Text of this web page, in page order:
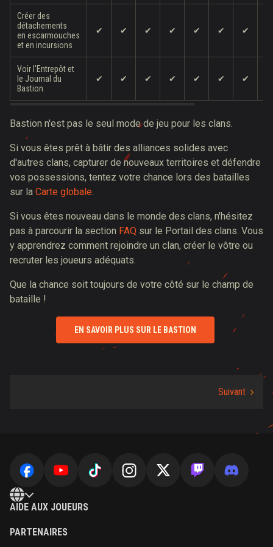
Créer des
détachements
en escarmouches
et en incursions
✔ ✔ ✔ ✔ ✔ ✔ ✔
Voir l'Entrepôt et
le Journal du
Bastion
✔ ✔ ✔ ✔ ✔ ✔ ✔
Bastion n'est pas le seul mode de jeu pour les clans.
Si vous êtes prêt à bâtir des alliances solides avec
d'autres clans, capturer de nouveaux territoires et défendre
vos possessions, tentez votre chance lors des batailles
sur la Carte globale.
Si vous êtes nouveau dans le monde des clans, n'hésitez
pas à parcourir la section FAQ sur le Portail des clans. Vous
y apprendrez comment rejoindre un clan, créer le vôtre ou
recruter les joueurs adéquats.
Que la chance soit toujours de votre côté sur le champ de
bataille !
EN SAVOIR PLUS SUR LE BASTION
AIDE AUX JOUEURS
PARTENAIRES